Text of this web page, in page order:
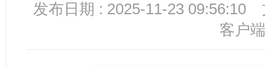
发布日期 : 2025-11-23 09:56:10
客户端